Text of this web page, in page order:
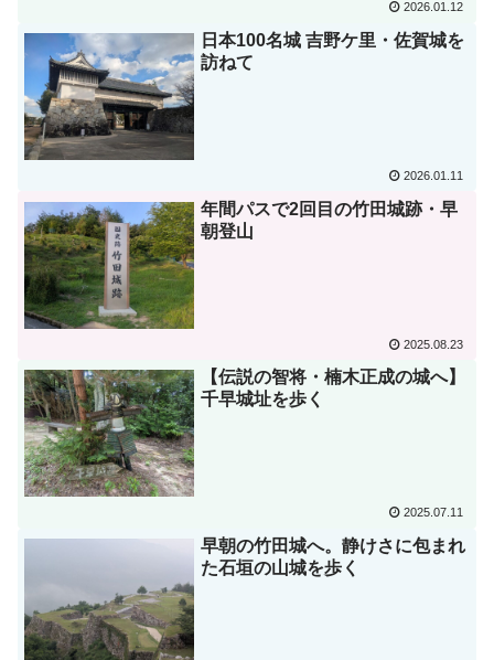
2026.01.12
日本100名城 吉野ケ里・佐賀城を
訪ねて
2026.01.11
年間パスで2回目の竹田城跡・早
朝登山
2025.08.23
【伝説の智将・楠木正成の城へ】
千早城址を歩く
2025.07.11
早朝の竹田城へ。静けさに包まれ
た石垣の山城を歩く